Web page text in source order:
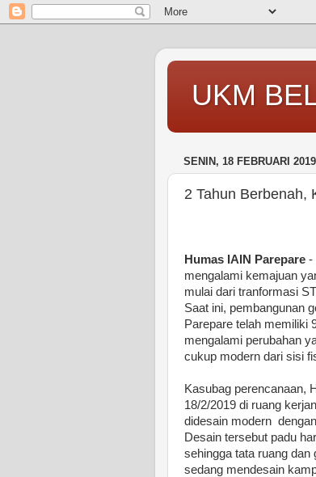
UKM
SENIN, 18 FEBRUARI 2019
2 Tahun Berbenah,
Humas IAIN Parepare -
mengalami kemajuan
mulai dari tranformasi
Saat ini, pembangunan
Parepare telah memiliki
mengalami perubahan
cukup modern dari sisi
Kasubag perencanaan,
18/2/2019 di ruang
didesain modern
Desain tersebut padu
sehingga tata ruang
sedang mendesain